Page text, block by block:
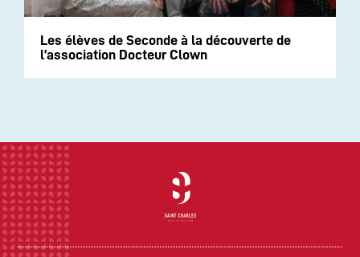
Les élèves de Seconde à la découverte de
l’association Docteur Clown